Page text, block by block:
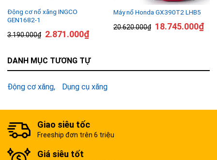
Động cơ nổ xăng INGCO
GEN1682-1
3.190.000₫ 2.871.000₫
Máy nổ Honda GX390T2 LHB5
20.620.000₫ 18.745.000₫
DANH MỤC TƯƠNG TỰ
Động cơ xăng Dụng cụ xăng
Giao siêu tốc
Freeship đơn trên 6 triệu
Giá siêu tốt